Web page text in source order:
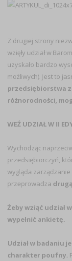
Z drugiej strony
wzięły udział w
uzyskało bardzo
możliwych). Jest to
przedsiębiorstwa
różnorodności,
WEŹ UDZIAŁ W II
Wychodząc
przedsiębiorczyń,
wygląda
przeprowadza
Żeby wziąć udział
wypełnić ankietę.
Udział w badaniu
charakter poufny.